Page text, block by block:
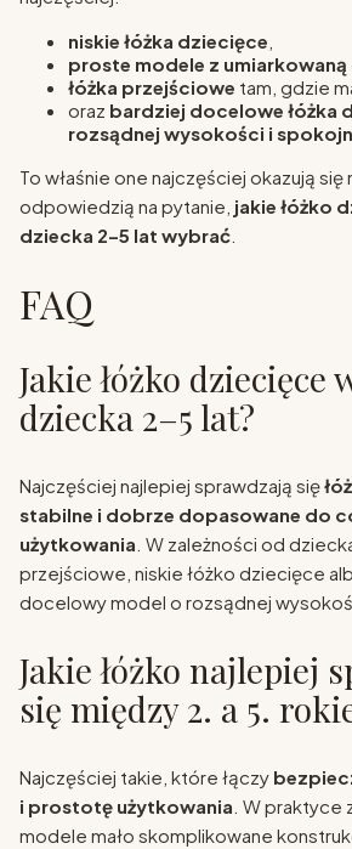
niskie łóżka dziecięce
proste modele z
łóżka przejściowe tam, gdzie
oraz bardziej docelowe łóżka
rozsądnej wysokości i
To właśnie one najczęściej okazują się
odpowiedzią na pytanie, jakie łóżko
dziecka 2–5 lat wybrać
FAQ
Jakie łóżko dziecięce
dziecka 2–5 lat?
Najczęściej najlepiej sprawdzają się
stabilne i dobrze dopasowane do
użytkowania . W zależności od
przejściowe, niskie łóżko dziecięce
docelowy model o rozsądnej
Jakie łóżko najlepiej
się między 2. a 5.
Najczęściej takie, które łączy
i prostotę użytkowania . W
modele mało skomplikowane